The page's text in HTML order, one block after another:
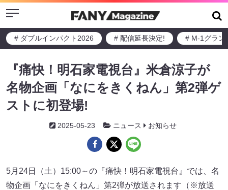
Menu
# ダブルインパクト2026 # 配信延長決定! # M-1グラン
『痛快！明石家電視台』米倉涼子が
名物企画「なにをきくねん」第2弾ゲ
ストに初登場!
2025-05-23 ニュース お知らせ
5月24日（土）15:00～の『痛快！明石家電視台』では、名
物企画「なにをきくねん」第2弾が放送されます（※放送